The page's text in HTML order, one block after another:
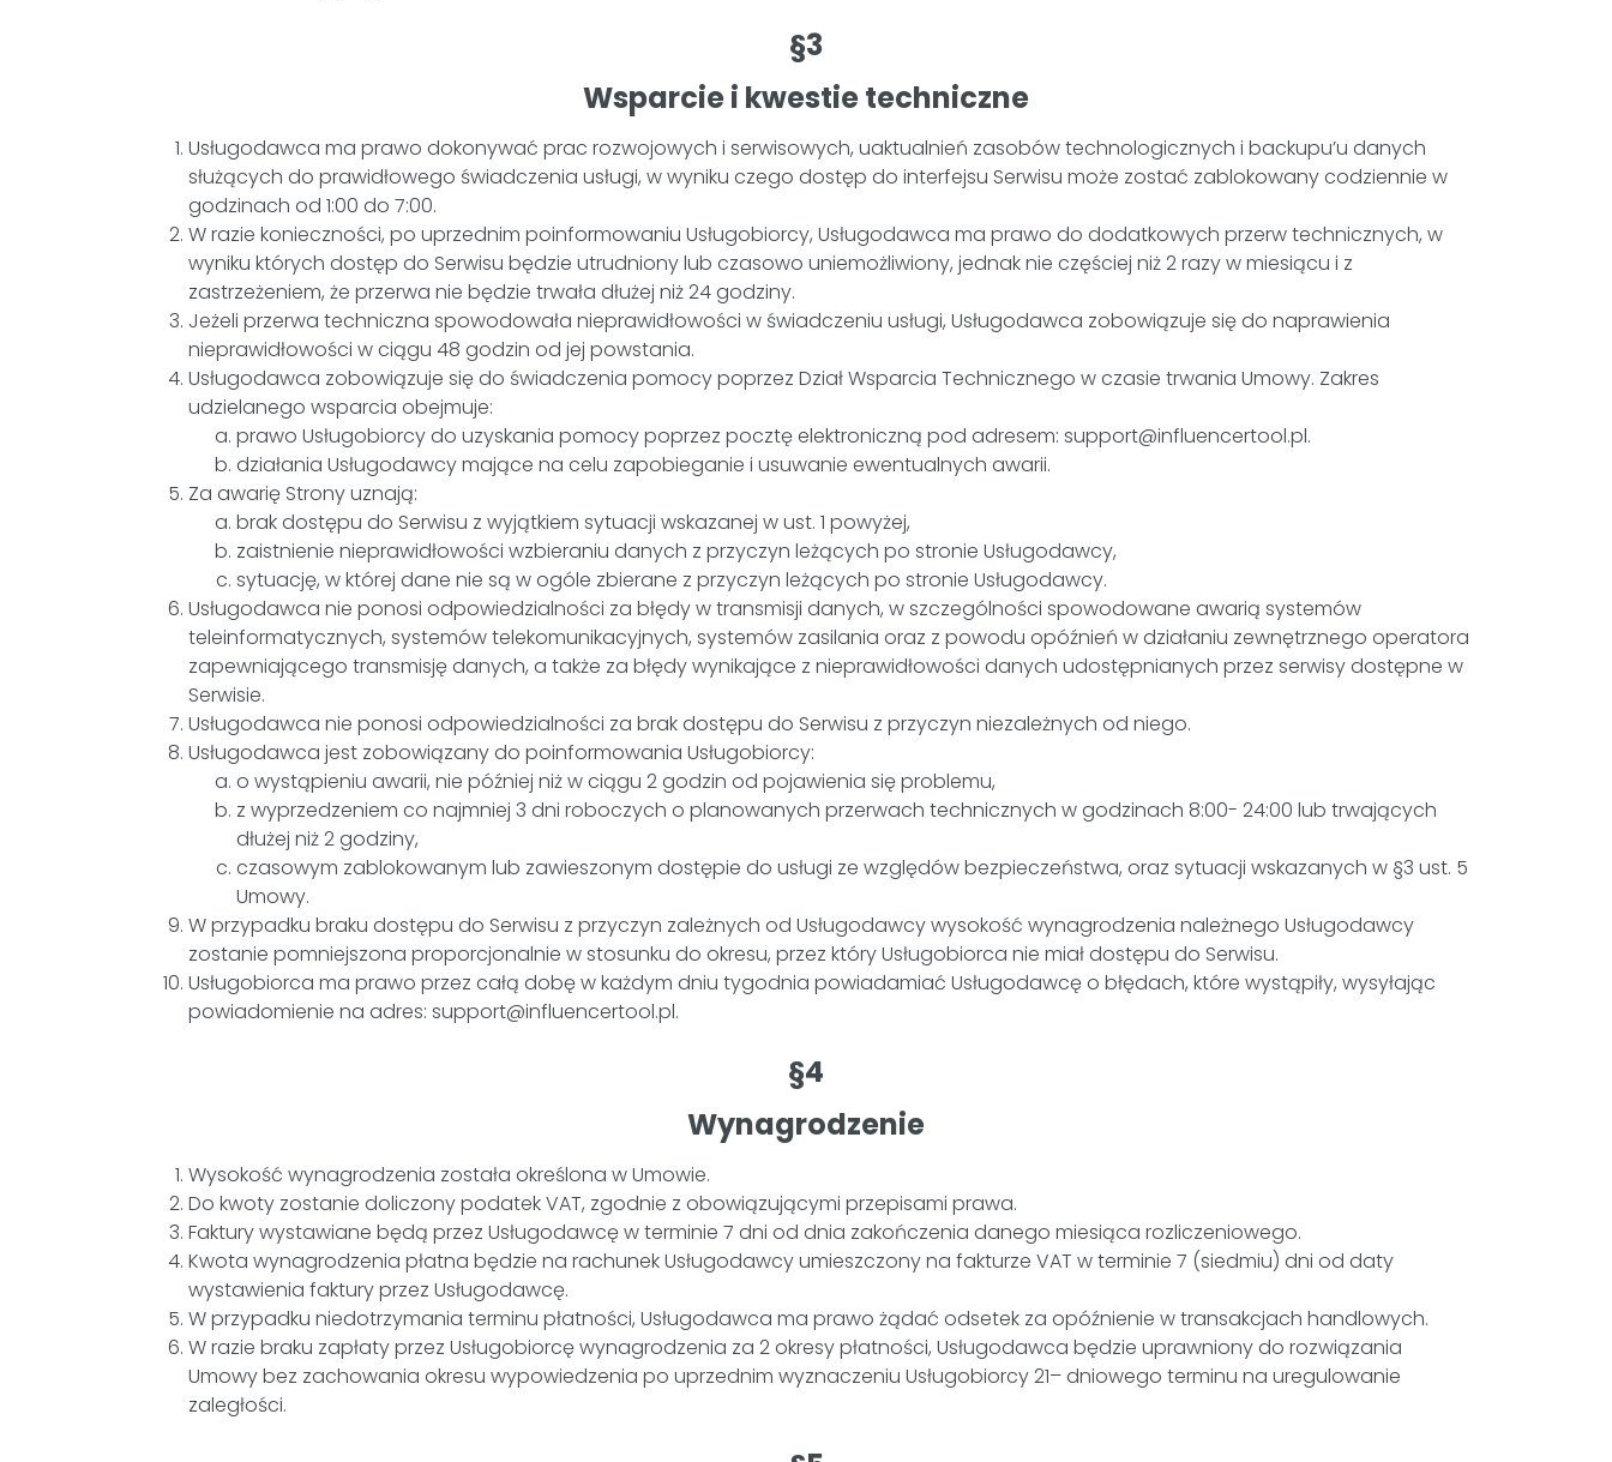
§3
Wsparcie i kwestie techniczne
Usługodawca ma prawo dokonywać prac rozwojowych i serwisowych, uaktualnień zasobów technologicznych i backupu’u danych
służących do prawidłowego świadczenia usługi, w wyniku czego dostęp do interfejsu Serwisu może zostać zablokowany codziennie w
godzinach od 1:00 do 7:00.
W razie konieczności, po uprzednim poinformowaniu Usługobiorcy, Usługodawca ma prawo do dodatkowych przerw technicznych, w
wyniku których dostęp do Serwisu będzie utrudniony lub czasowo uniemożliwiony, jednak nie częściej niż 2 razy w miesiącu i z
zastrzeżeniem, że przerwa nie będzie trwała dłużej niż 24 godziny.
Jeżeli przerwa techniczna spowodowała nieprawidłowości w świadczeniu usługi, Usługodawca zobowiązuje się do naprawienia
nieprawidłowości w ciągu 48 godzin od jej powstania.
Usługodawca zobowiązuje się do świadczenia pomocy poprzez Dział Wsparcia Technicznego w czasie trwania Umowy. Zakres
udzielanego wsparcia obejmuje:
prawo Usługobiorcy do uzyskania pomocy poprzez pocztę elektroniczną pod adresem: support@influencertool.pl.
działania Usługodawcy mające na celu zapobieganie i usuwanie ewentualnych awarii.
Za awarię Strony uznają:
brak dostępu do Serwisu z wyjątkiem sytuacji wskazanej w ust. 1 powyżej,
zaistnienie nieprawidłowości wzbieraniu danych z przyczyn leżących po stronie Usługodawcy,
sytuację, w której dane nie są w ogóle zbierane z przyczyn leżących po stronie Usługodawcy.
Usługodawca nie ponosi odpowiedzialności za błędy w transmisji danych, w szczególności spowodowane awarią systemów
teleinformatycznych, systemów telekomunikacyjnych, systemów zasilania oraz z powodu opóźnień w działaniu zewnętrznego operatora
zapewniającego transmisję danych, a także za błędy wynikające z nieprawidłowości danych udostępnianych przez serwisy dostępne w
Serwisie.
Usługodawca nie ponosi odpowiedzialności za brak dostępu do Serwisu z przyczyn niezależnych od niego.
Usługodawca jest zobowiązany do poinformowania Usługobiorcy:
o wystąpieniu awarii, nie później niż w ciągu 2 godzin od pojawienia się problemu,
z wyprzedzeniem co najmniej 3 dni roboczych o planowanych przerwach technicznych w godzinach 8:00- 24:00 lub trwających
dłużej niż 2 godziny,
czasowym zablokowanym lub zawieszonym dostępie do usługi ze względów bezpieczeństwa, oraz sytuacji wskazanych w §3 ust. 5
Umowy.
W przypadku braku dostępu do Serwisu z przyczyn zależnych od Usługodawcy wysokość wynagrodzenia należnego Usługodawcy
zostanie pomniejszona proporcjonalnie w stosunku do okresu, przez który Usługobiorca nie miał dostępu do Serwisu.
Usługobiorca ma prawo przez całą dobę w każdym dniu tygodnia powiadamiać Usługodawcę o błędach, które wystąpiły, wysyłając
powiadomienie na adres: support@influencertool.pl.
§4
Wynagrodzenie
Wysokość wynagrodzenia została określona w Umowie.
Do kwoty zostanie doliczony podatek VAT, zgodnie z obowiązującymi przepisami prawa.
Faktury wystawiane będą przez Usługodawcę w terminie 7 dni od dnia zakończenia danego miesiąca rozliczeniowego.
Kwota wynagrodzenia płatna będzie na rachunek Usługodawcy umieszczony na fakturze VAT w terminie 7 (siedmiu) dni od daty
wystawienia faktury przez Usługodawcę.
W przypadku niedotrzymania terminu płatności, Usługodawca ma prawo żądać odsetek za opóźnienie w transakcjach handlowych.
W razie braku zapłaty przez Usługobiorcę wynagrodzenia za 2 okresy płatności, Usługodawca będzie uprawniony do rozwiązania
Umowy bez zachowania okresu wypowiedzenia po uprzednim wyznaczeniu Usługobiorcy 21– dniowego terminu na uregulowanie
zaległości.